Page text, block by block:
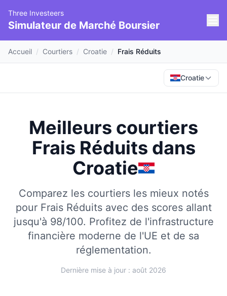
Three Investeers
Simulateur de Marché Boursier
Accueil / Courtiers / Croatie / Frais Réduits
Croatie
Meilleurs courtiers
Frais Réduits dans
Croatie
Comparez les courtiers les mieux notés
pour Frais Réduits avec des scores allant
jusqu'à 98/100. Profitez de l'infrastructure
financière moderne de l'UE et de sa
réglementation.
Dernière mise à jour : août 2026